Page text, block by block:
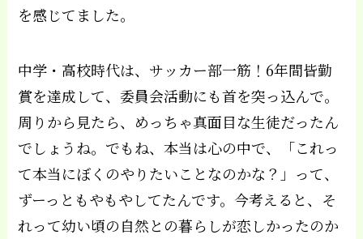
を感じてました。
中学・高校時代は、サッカー部一筋！6年間皆勤
賞を達成して、委員会活動にも首を突っ込んで。
周りから見たら、めっちゃ真面目な生徒だったん
でしょうね。でもね、本当は心の中で、「これっ
て本当にぼくのやりたいことなのかな？」って、
ずーっともやもやしてたんです。今考えると、そ
れって幼い頃の自然との暮らしが恋しかったのか